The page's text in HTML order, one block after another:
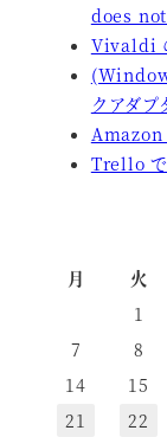
does not
Vivaldi
クアダ
Amazon
Trello で
月
火
1
7
8
14
15
21
22